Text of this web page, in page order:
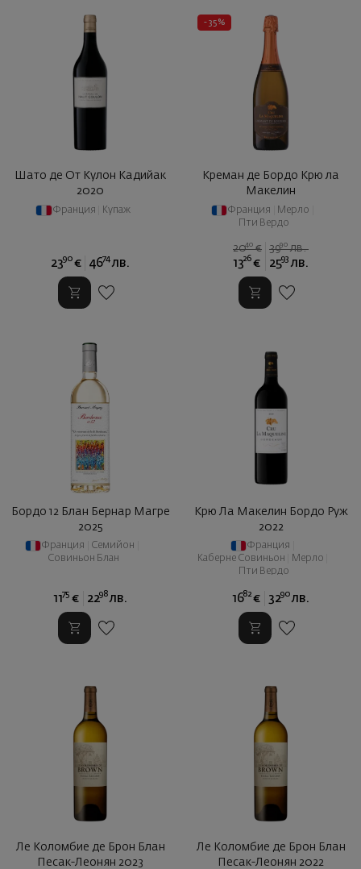
Шато де От Кулон Кадийак
2020
Франция Купаж
2390 € 4674 лв.
- 35%
Креман де Бордо Крю ла
Макелин
Франция Мерло
Пти Вердо
2040 € 3990 лв.
1326 € 2593 лв.
Бордо 12 Блан Бернар Магре
2025
Франция Семийон
Совиньон Блан
1175 € 2298 лв.
Крю Ла Макелин Бордо Руж
2022
Франция
Каберне Совиньон
Мерло
Пти Вердо
1682 € 3290 лв.
Ле Коломбие де Брон Блан
Песак-Леонян 2023
Ле Коломбие де Брон Блан
Песак-Леонян 2022